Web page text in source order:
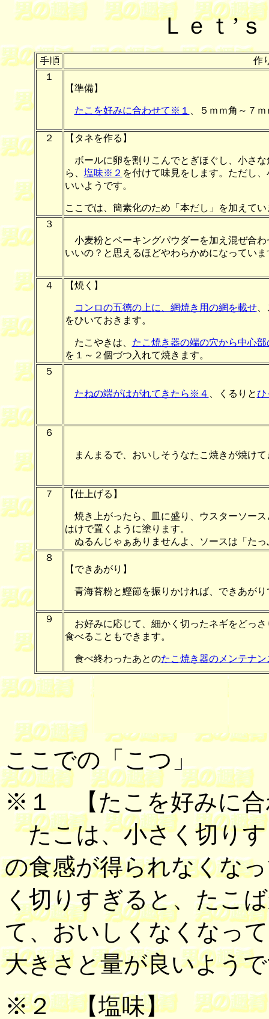
Ｌｅｔ’
作
１
【準備】
たこを好みに合わせて※１ 、５ｍｍ角～７
２ 【タネを作る】
ボールに卵を割りこんでとぎほぐし、小さ
ら、 塩味※２ を付けて味見をします。ただし
いいようです。
ここでは、簡素化のため「本だし」を加えてい
３
小麦粉とベーキングパウダーを加え混ぜ合わ
いいの？と思えるほどやわらかめになっていま
４ 【焼く】
コンロの五徳の上に、網焼き用の網を載せ、
をひいておきます。
たこやきは、 たこ焼き器の端の穴から中心
を１～２個づつ入れて焼きます。
５
たねの端がはがれてきたら※４ 、くるりとひ
６
まんまるで、おいしそうなたこ焼きが焼けて
７ 【仕上げる】
焼き上がったら、皿に盛り、ウスターソー
はけで置くように塗ります。
ぬるんじゃぁありませんよ、ソースは「た
８
【できあがり】
青海苔粉と鰹節を振りかければ、できあがり
９
お好みに応じて、細かく切ったネギをどっ
食べることもできます。
食べ終わったあとのたこ焼き器のメンテナン
ここでの「こつ」
※１
【たこを好みに
たこは、小さく切り
の食感が得られなくな
く切りすぎると、たこ
て、おいしくなくなっ
大きさと量が良いよう
※２【塩味】